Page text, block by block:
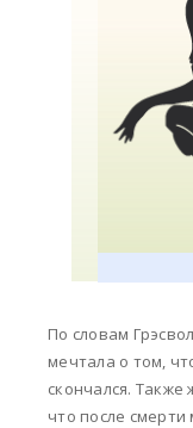
По словам
мечтала о том,
скончался.
что после